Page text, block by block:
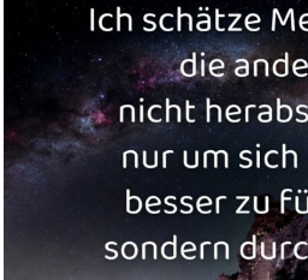
Folge 240: und
Ro...